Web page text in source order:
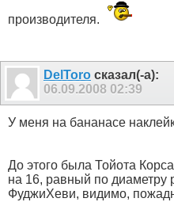
производителя.
DelToro сказал(-а):
06.09.2008 02:39
У меня на бананасе
До этого была Тойота
на 16, равный по
ФуджиХеви, видимо,